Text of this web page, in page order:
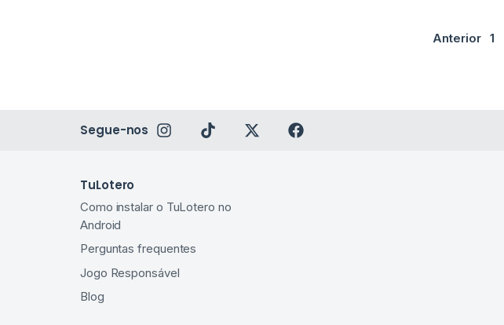
Anterior 1
Segue-nos
TuLotero
Como instalar o TuLotero no
Android​
Perguntas frequentes
Jogo Responsável
Blog